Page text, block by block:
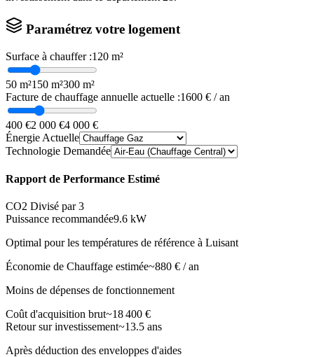
Paramétrez votre logement
Surface à chauffer :120 m²
50 m²150 m²300 m²
Facture de chauffage annuelle actuelle :1600 € / an
400 €2 000 €4 000 €
Énergie Actuelle
Technologie Demandée
Rapport de Performance Estimé
CO2 Divisé par 3
Puissance recommandée9.6 kW
Optimal pour les températures de référence à Luisant
Économie de Chauffage estimée~880 € / an
Moins de dépenses de fonctionnement
Coût d'acquisition brut~18 400 €
Retour sur investissement~13.5 ans
Après déduction des enveloppes d'aides